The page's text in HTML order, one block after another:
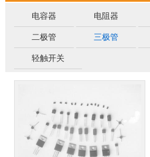
电容器 电阻器
二极管 三极管
轻触开关